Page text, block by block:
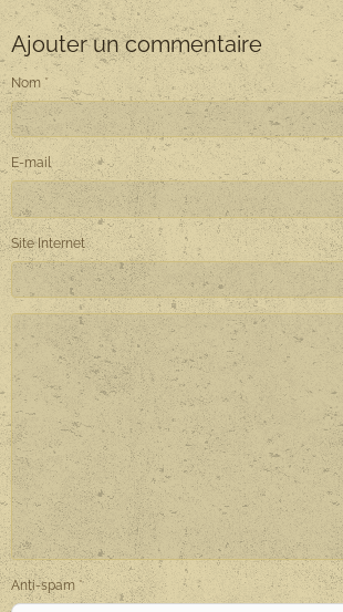
Ajouter un commentaire
Nom
E-mail
Site Internet
Anti-spam